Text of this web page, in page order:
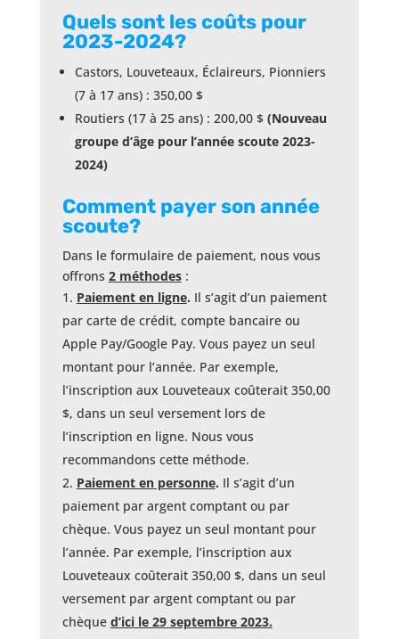
Quelssont les coûts pour
2023-2024?
Castors, Louveteaux, Éclaireurs, Pionniers
(7 à 17 ans) : 350,00 $
Routiers (17 à 25 ans) : 200,00 $​ (Nouveau
groupe d’âge pour l’année scoute 2023-
2024)
Comment payer son année
scoute?
Dans le formulaire de paiement, nous vous
offrons 2 méthodes:
Paiement en ligne. Il s’agit d’un paiement
par carte de crédit, compte bancaire ou
Apple Pay/Google Pay. Vous payez un seul
montant pour l’année. Par exemple,
l’inscription aux Louveteaux coûterait 350,00
$, dans un seul versement lors de
l’inscription en ligne. Nous vous
recommandons cette méthode.
Paiement en personne. Il s’agit d’un
paiement par argent comptant ou par
chèque. Vous payez un seul montant pour
l’année. Par exemple, l’inscription aux
Louveteaux coûterait 350,00 $, dans un seul
versement par argent comptant ou par
chèque d’ici le 29 septembre 2023.